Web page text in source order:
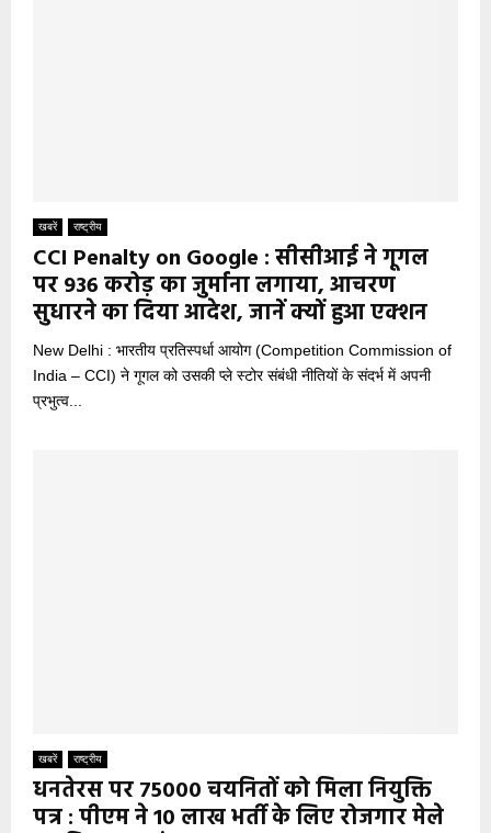
खबरें राष्ट्रीय
CCI Penalty on Google : सीसीआई ने गूगल
पर 936 करोड़ का जुर्माना लगाया, आचरण
सुधारने का दिया आदेश, जानें क्यों हुआ एक्शन
New Delhi : भारतीय प्रतिस्पर्धा आयोग (Competition Commission of
India – CCI) ने गूगल को उसकी प्ले स्टोर संबंधी नीतियों के संदर्भ में अपनी
प्रभुत्व...
खबरें राष्ट्रीय
धनतेरस पर 75000 चयनितों को मिला नियुक्ति
पत्र : पीएम ने 10 लाख भर्ती के लिए रोजगार मेले